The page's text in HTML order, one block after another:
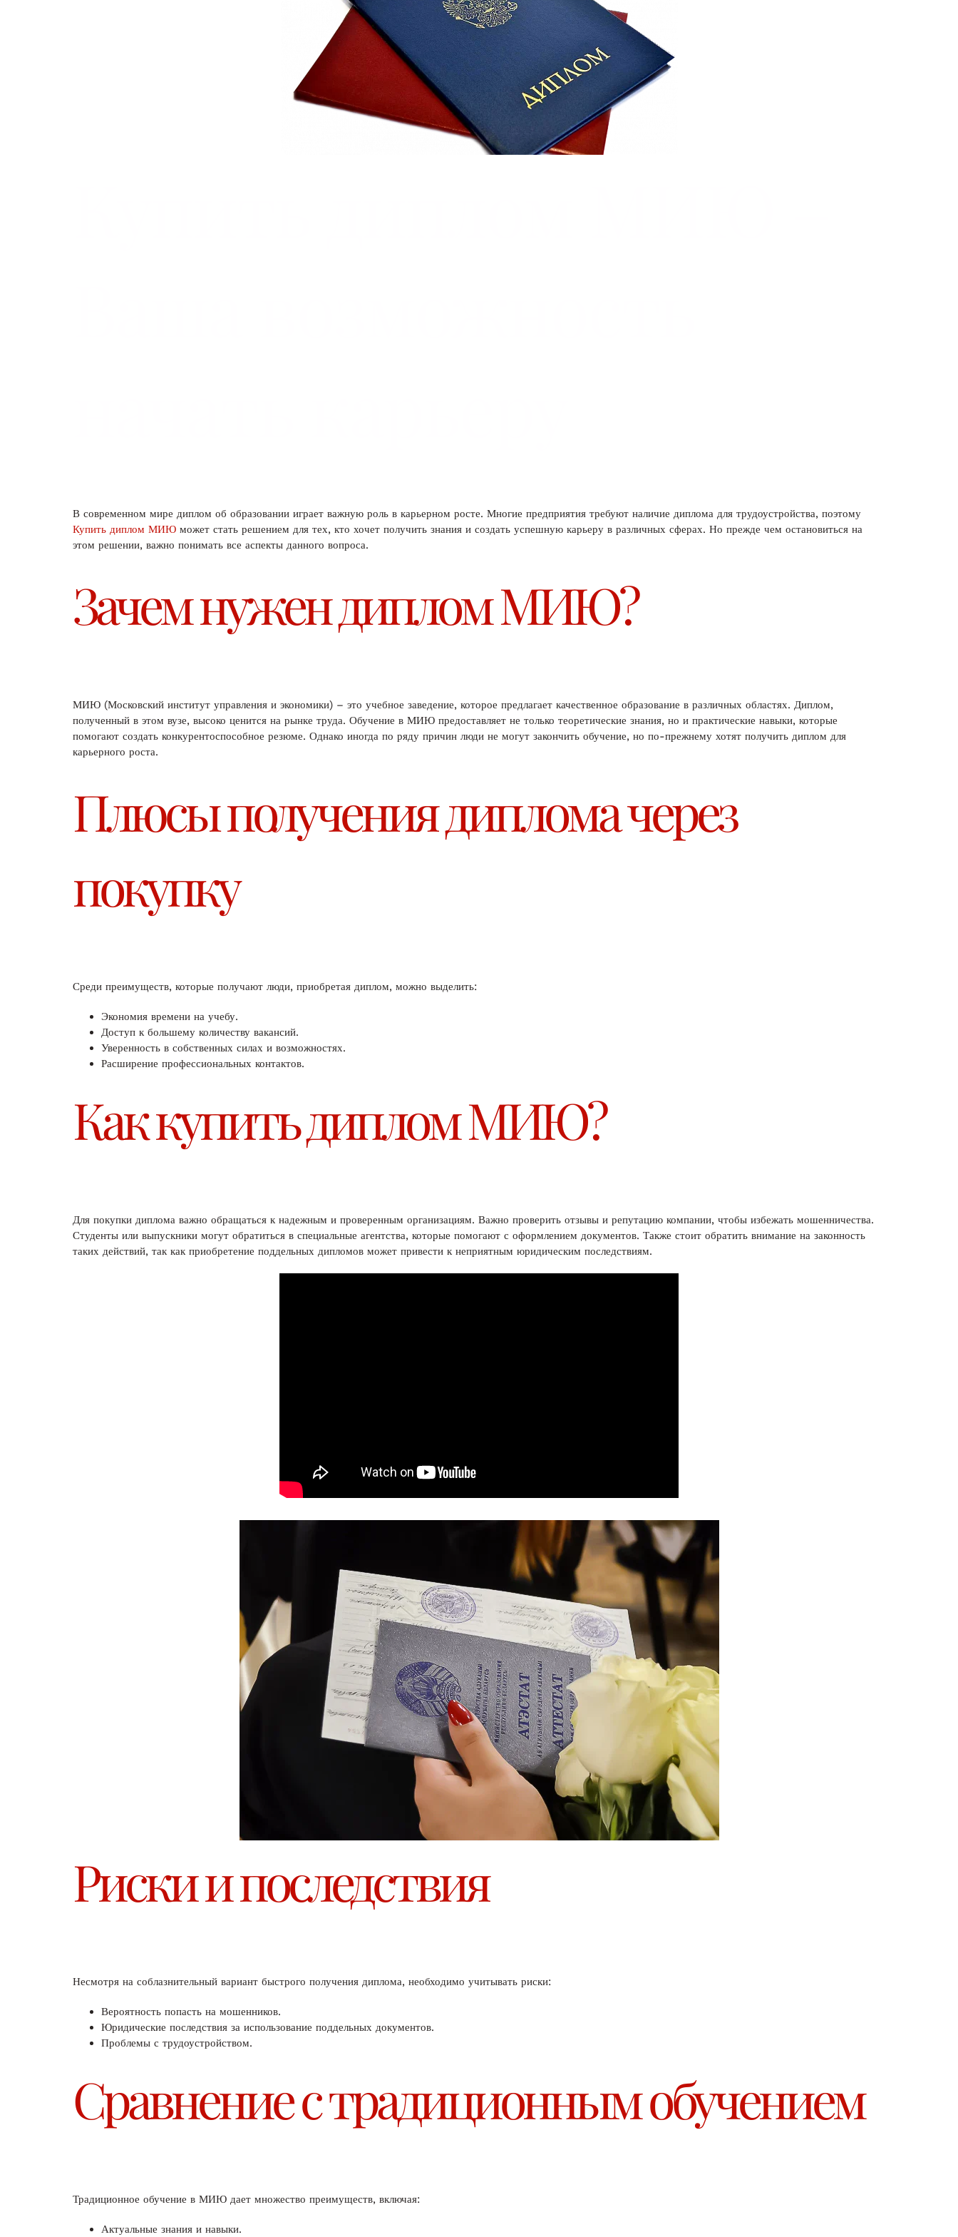
В современном мире диплом об образовании играет важную роль в карьерном росте. Многие предприятия требуют наличие диплома для трудоустройства, поэтому
Купить диплом МИЮ может стать решением для тех, кто хочет получить знания и создать успешную карьеру в различных сферах. Но прежде чем остановиться на
этом решении, важно понимать все аспекты данного вопроса.
Зачем нужен диплом МИЮ?
МИЮ (Московский институт управления и экономики) – это учебное заведение, которое предлагает качественное образование в различных областях. Диплом,
полученный в этом вузе, высоко ценится на рынке труда. Обучение в МИЮ предоставляет не только теоретические знания, но и практические навыки, которые
помогают создать конкурентоспособное резюме. Однако иногда по ряду причин люди не могут закончить обучение, но по-прежнему хотят получить диплом для
карьерного роста.
Плюсы получения диплома через
покупку
Среди преимуществ, которые получают люди, приобретая диплом, можно выделить:
Экономия времени на учебу.
Доступ к большему количеству вакансий.
Уверенность в собственных силах и возможностях.
Расширение профессиональных контактов.
Как купить диплом МИЮ?
Для покупки диплома важно обращаться к надежным и проверенным организациям. Важно проверить отзывы и репутацию компании, чтобы избежать мошенничества.
Студенты или выпускники могут обратиться в специальные агентства, которые помогают с оформлением документов. Также стоит обратить внимание на законность
таких действий, так как приобретение поддельных дипломов может привести к неприятным юридическим последствиям.
Риски и последствия
Несмотря на соблазнительный вариант быстрого получения диплома, необходимо учитывать риски:
Вероятность попасть на мошенников.
Юридические последствия за использование поддельных документов.
Проблемы с трудоустройством.
Сравнение с традиционным обучением
Традиционное обучение в МИЮ дает множество преимуществ, включая:
Актуальные знания и навыки.